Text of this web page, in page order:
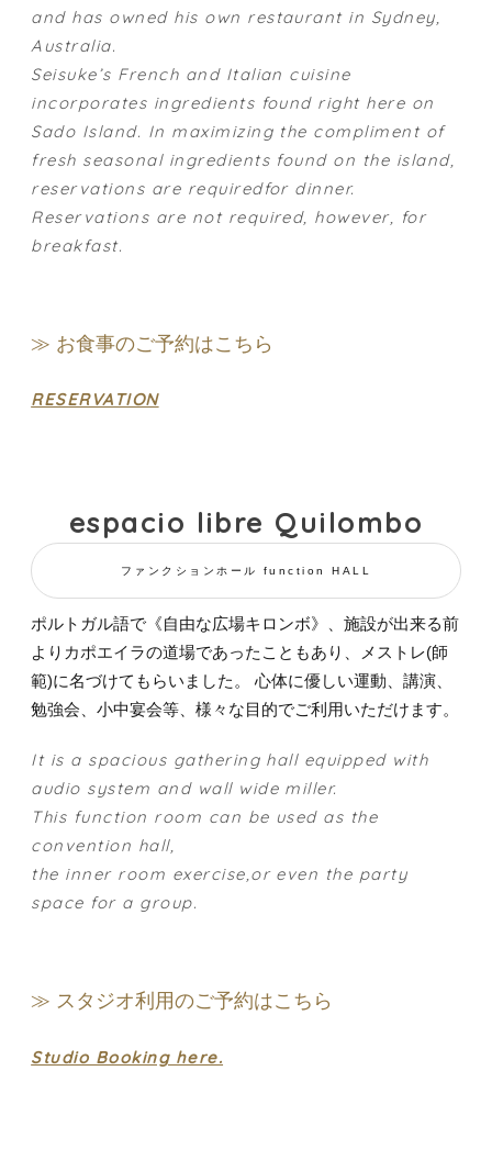
and has owned his own restaurant in Sydney,
Australia.
Seisuke’s French and Italian cuisine
incorporates ingredients found right here on
Sado Island. In maximizing the compliment of
fresh seasonal ingredients found on the island,
reservations are requiredfor dinner.
Reservations are not required, however, for
breakfast.
≫ お食事のご予約はこちら
RESERVATION
espacio libre Quilombo
ファンクションホール function HALL
ポルトガル語で《自由な広場キロンボ》、施設が出来る前
よりカポエイラの道場であったこともあり、メストレ(師
範)に名づけてもらいました。 心体に優しい運動、講演、
勉強会、小中宴会等、様々な目的でご利用いただけます。
It is a spacious gathering hall equipped with
audio system and wall wide miller.
This function room can be used as the
convention hall,
the inner room exercise,or even the party
space for a group.
≫ スタジオ利用のご予約はこちら
Studio Booking here.